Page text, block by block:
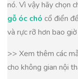
nó. Vì vậy hãy chọn
gỗ óc chó cổ điển
và rực rỡ hơn bao
>> Xem thêm các
cho không gian nội